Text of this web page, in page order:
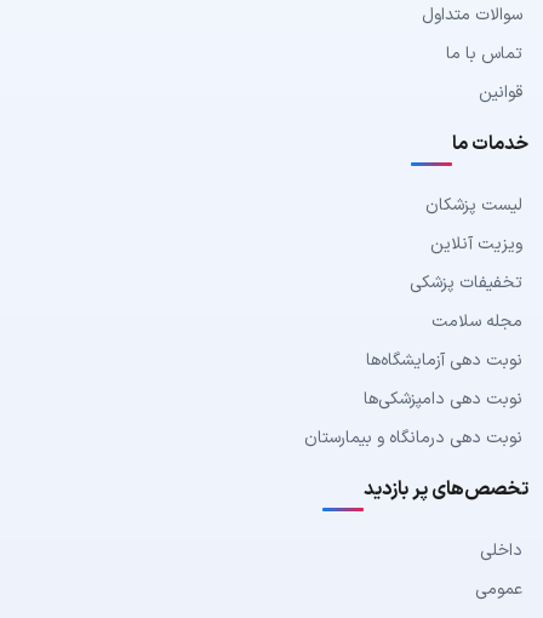
سوالات متداول
تماس با ما
قوانین
خدمات ما
لیست پزشکان
ویزیت آنلاین
تخفیفات پزشکی
مجله سلامت
نوبت دهی آزمایشگاه‌ها
نوبت دهی دامپزشکی‌ها
نوبت دهی درمانگاه و بیمارستان
تخصص‌های پر بازدید
داخلی
عمومی